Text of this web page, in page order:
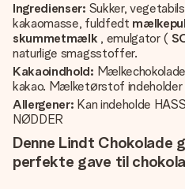
Ingredienser: Sukker,
kakaomasse, fuldfedt
skummetmælk , emulgator (
naturlige smagsstoffer.
Kakaoindhold:
kakao. Mælketørstof indeholder
Allergener: Kan indeholde
NØDDER
Denne Lindt Chokolade
perfekte gave til